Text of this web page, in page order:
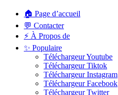
🏠 Page d’accueil
💬 Contacter
⚡ À Propos de
✨ Populaire
Téléchargeur Youtube
Téléchargeur Tiktok
Téléchargeur Instagram
Téléchargeur Facebook
Téléchargeur Twitter